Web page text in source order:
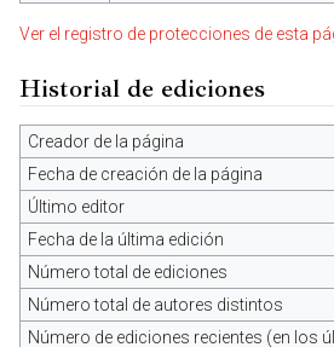
Ver el registro de protecciones de esta
Historial de ediciones
Creador de la página
Fecha de creación de la página
Último editor
Fecha de la última edición
Número total de ediciones
Número total de autores distintos
Número de ediciones recientes (en los